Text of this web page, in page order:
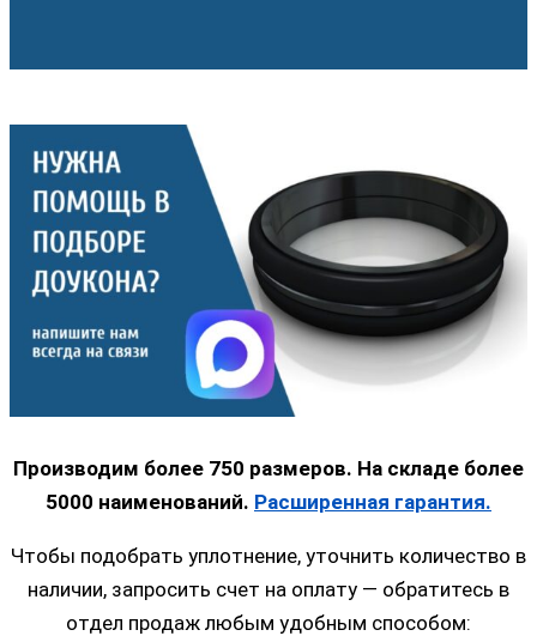
Производим более 750 размеров. На складе более
5000 наименований. Расширенная гарантия.
Чтобы подобрать уплотнение, уточнить количество в
наличии, запросить счет на оплату — обратитесь в
отдел продаж любым удобным способом: